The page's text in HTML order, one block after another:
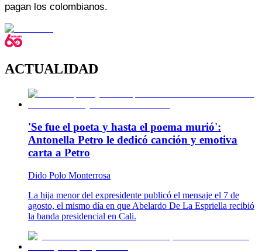
pagan los colombianos.
ACTUALIDAD
'Se fue el poeta y hasta el poema murió':
Antonella Petro le dedicó canción y emotiva
carta a Petro
Dido Polo Monterrosa
La hija menor del expresidente publicó el mensaje el 7 de
agosto, el mismo día en que Abelardo De La Espriella recibió
la banda presidencial en Cali.